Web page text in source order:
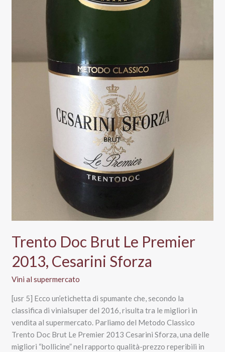
Trento Doc Brut Le Premier
2013, Cesarini Sforza
Vini al supermercato
[usr 5] Ecco un’etichetta di spumante che, secondo la
classifica di vinialsuper del 2016, risulta tra le migliori in
vendita al supermercato. Parliamo del Metodo Classico
Trento Doc Brut Le Premier 2013 Cesarini Sforza, una delle
migliori “bollicine” nel rapporto qualità-prezzo reperibili in